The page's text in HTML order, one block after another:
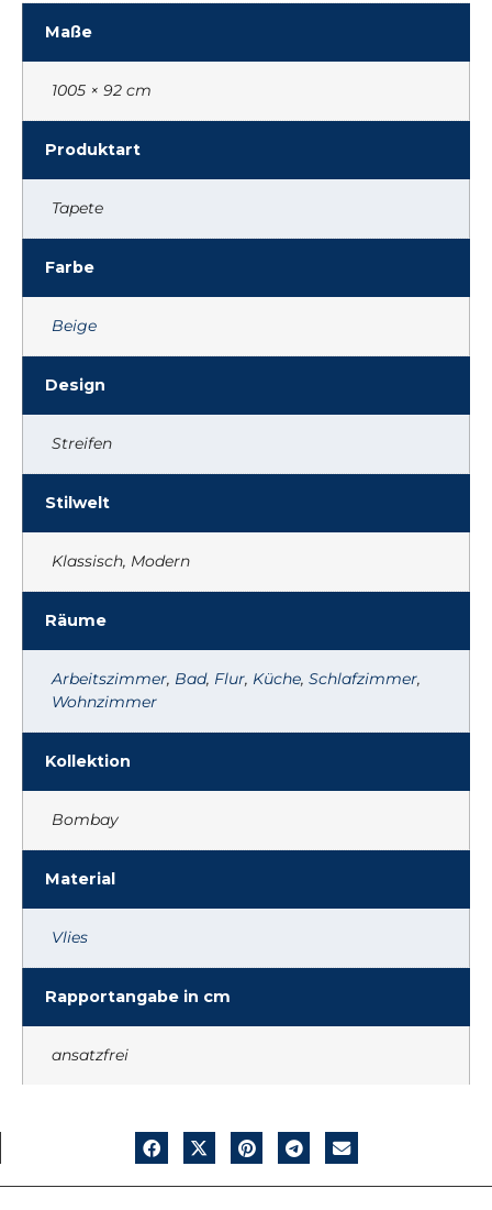
Maße
1005 × 92 cm
Produktart
Tapete
Farbe
Beige
Design
Streifen
Stilwelt
Klassisch, Modern
Räume
Arbeitszimmer, Bad, Flur, Küche, Schlafzimmer,
Wohnzimmer
Kollektion
Bombay
Material
Vlies
Rapportangabe in cm
ansatzfrei